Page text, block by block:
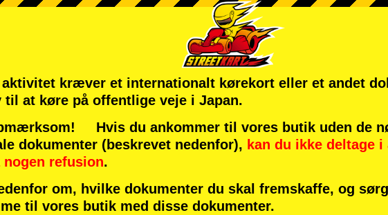
aktivitet kræver et internationalt kørekort eller et andet
til at køre på offentlige veje i Japan.
Hvis du ankommer til vores butik uden de
dokumenter (beskrevet nedenfor), kan du ikke deltage
nogen refusion.
om, hvilke dokumenter du skal fremskaffe, og
til vores butik med disse dokumenter.